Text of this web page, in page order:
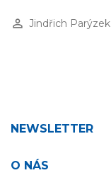
perm_identity Jindřich Parýzek
NEWSLETTER
O NÁS